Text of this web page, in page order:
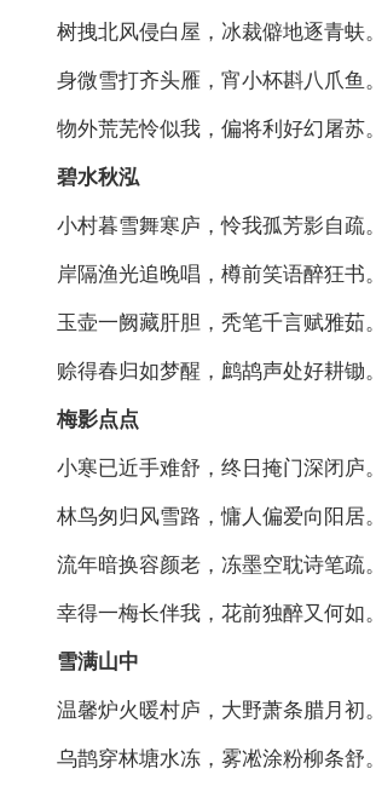
树拽北风侵白屋，冰裁僻地逐青蚨。
身微雪打齐头雁，宵小杯斟八爪鱼。
物外荒芜怜似我，偏将利好幻屠苏。
碧水秋泓
小村暮雪舞寒庐，怜我孤芳影自疏。
岸隔渔光追晚唱，樽前笑语醉狂书。
玉壶一阙藏肝胆，秃笔千言赋雅茹。
赊得春归如梦醒，鹧鸪声处好耕锄。
梅影点点
小寒已近手难舒，终日掩门深闭庐。
林鸟匆归风雪路，慵人偏爱向阳居。
流年暗换容颜老，冻墨空耽诗笔疏。
幸得一梅长伴我，花前独醉又何如。
雪满山中
温馨炉火暖村庐，大野萧条腊月初。
乌鹊穿林塘水冻，雾凇涂粉柳条舒。